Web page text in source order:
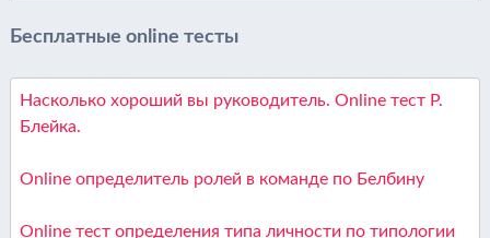
Бесплатные online тесты
Насколько хороший вы руководитель. Online тест Р.
Блейка.
Online определитель ролей в команде по Белбину
Online тест определения типа личности по типологии